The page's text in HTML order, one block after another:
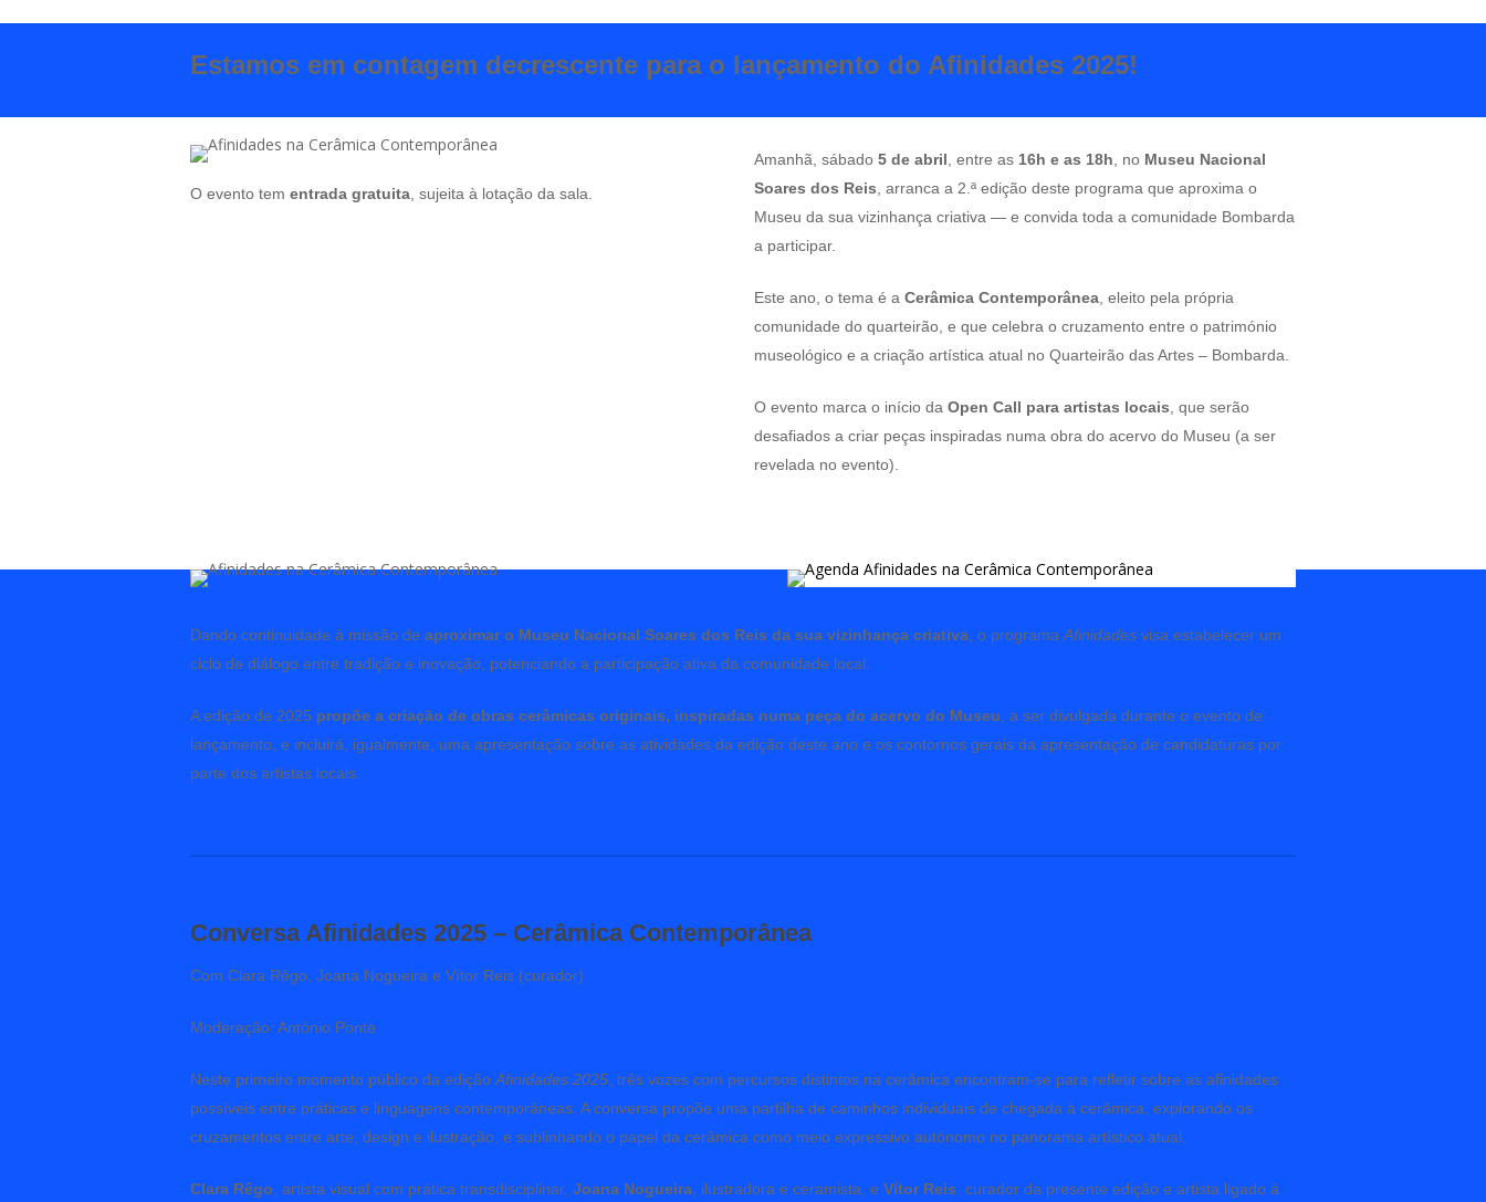
Estamos em contagem decrescente para o lançamento do Afinidades 2025!
O evento tementrada gratuita , sujeita à lotação da sala.
Amanhã, sábado5 de abril , entre as 16h e as 18h , no Museu Nacional
Soares dos Reis , arranca a 2.ª edição deste programa que aproxima o
Museu da sua vizinhança criativa — e convida toda a comunidade Bombarda
a participar.
Este ano, o tema é aCerâmica Contemporânea , eleito pela própria
comunidade do quarteirão, e que celebra o cruzamento entre o património
museológico e a criação artística atual no Quarteirão das Artes – Bombarda.
O evento marca o início daOpen Call para artistas locais , que serão
desafiados a criar peças inspiradas numa obra do acervo do Museu (a ser
revelada no evento).
Dando continuidade à missão deaproximar o Museu Nacional Soares dos Reis da sua vizinhança criativa , o programaAfinidades visa estabelecer um
ciclo de diálogo entre tradição e inovação, potenciando a participação ativa da comunidade local.
A edição de 2025 propõe a criação de obras cerâmicas originais, inspiradas numa peça do acervo do Museu , a ser divulgada durante o evento de
lançamento, e incluirá, igualmente, uma apresentação sobre as atividades da edição deste ano e os contornos gerais da apresentação de candidaturas por
parte dos artistas locais.
Conversa Afinidades 2025 – Cerâmica Contemporânea
Com Clara Rêgo, Joana Nogueira e Vítor Reis (curador)
Moderação: António Ponte
Neste primeiro momento público da ediçãoAfinidades 2025 , três vozes com percursos distintos na cerâmica encontram-se para refletir sobre as afinidades
possíveis entre práticas e linguagens contemporâneas. A conversa propõe uma partilha de caminhos individuais de chegada à cerâmica, explorando os
cruzamentos entre arte, design e ilustração, e sublinhando o papel da cerâmica como meio expressivo autónomo no panorama artístico atual.
Clara Rêgo , artista visual com prática transdisciplinar,Joana Nogueira , ilustradora e ceramista, eVítor Reis , curador da presente edição e artista ligado à